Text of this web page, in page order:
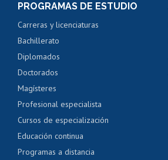
PROGRAMAS DE ESTUDIO
Carreras y licenciaturas
Bachillerato
Diplomados
Doctorados
Magísteres
Profesional especialista
Cursos de especialización
Educación continua
Programas a distancia